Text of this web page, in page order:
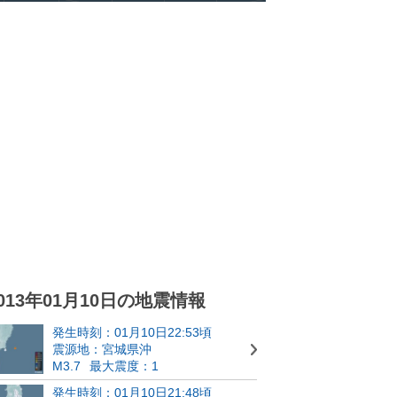
年01月10日の地震情報
発生時刻：01月10日22:53頃
震源地：宮城県沖
M3.7
最大震度：1
発生時刻：01月10日21:48頃